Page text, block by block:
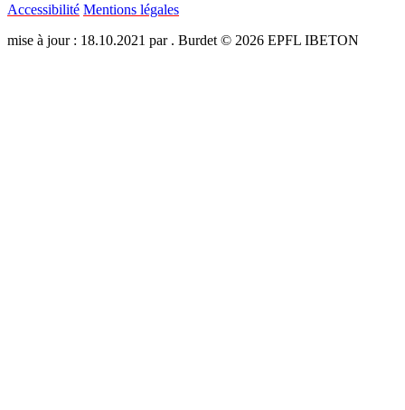
Accessibilité Mentions légales
mise à jour : 18.10.2021 par . Burdet © 2026 EPFL IBETON